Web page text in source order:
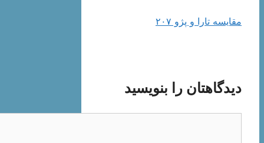
مقایسه تارا و پژو ۲۰۷
دیدگاهتان را بنویسید